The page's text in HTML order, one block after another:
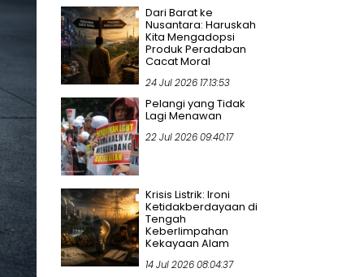
Dari Barat ke
Nusantara: Haruskah
Kita Mengadopsi
Produk Peradaban
Cacat Moral
24 Jul 2026 17:13:53
Pelangi yang Tidak
Lagi Menawan
22 Jul 2026 09:40:17
Krisis Listrik: Ironi
Ketidakberdayaan di
Tengah
Keberlimpahan
Kekayaan Alam
14 Jul 2026 08:04:37